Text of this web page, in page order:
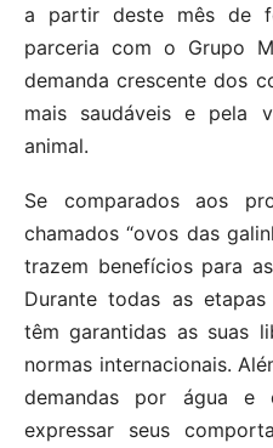
a partir deste mês de
parceria com o Grupo
demanda crescente dos
mais saudáveis e pela
animal.
Se comparados aos
chamados “ovos das
trazem benefícios para
Durante todas as
têm garantidas as suas
normas internacionais.
demandas por água e
expressar seus